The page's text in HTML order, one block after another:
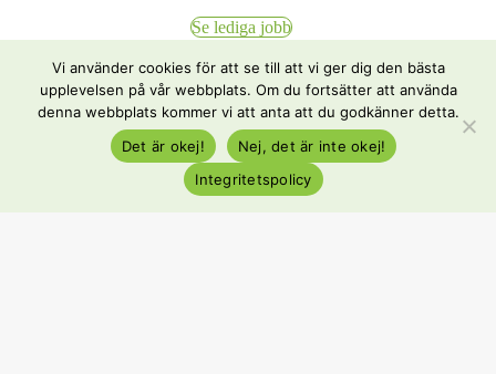
Se lediga jobb
För arbetsgivare
För kandidater
Kunskapsbank
Vi använder cookies för att se till att vi ger dig den bästa
upplevelsen på vår webbplats. Om du fortsätter att använda
denna webbplats kommer vi att anta att du godkänner detta.
Det är okej!
Nej, det är inte okej!
Integritetspolicy